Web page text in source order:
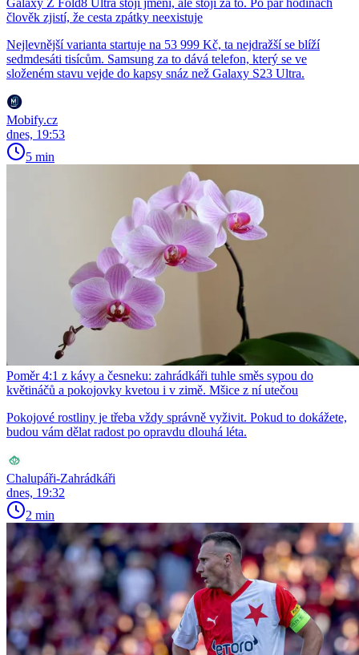
Galaxy Z Fold8 Ultra stojí jmění, ale stojí za to. Po pár hodinách
člověk zjistí, že cesta zpátky neexistuje
Nejlevnější varianta startuje na 53 999 Kč, ta nejdražší se blíží
sedmdesáti tisícům. Samsung za to dává telefon, který se ve
složeném stavu vejde do kapsy snáz než Galaxy S23 Ultra.
Mobify.cz
dnes, 19:53
5 min
Poměr 4:1 z kávy a česneku: zahrádkáři tuhle směs sypou do
květináčů a pokojovky kvetou i v zimě. Mšice z ní utečou
Pokojové rostliny je třeba vždy správně vyživit. Pokud to dokážete,
budou vám dělat radost po opravdu dlouhá léta.
Chalupáři-Zahrádkáři
dnes, 19:32
2 min